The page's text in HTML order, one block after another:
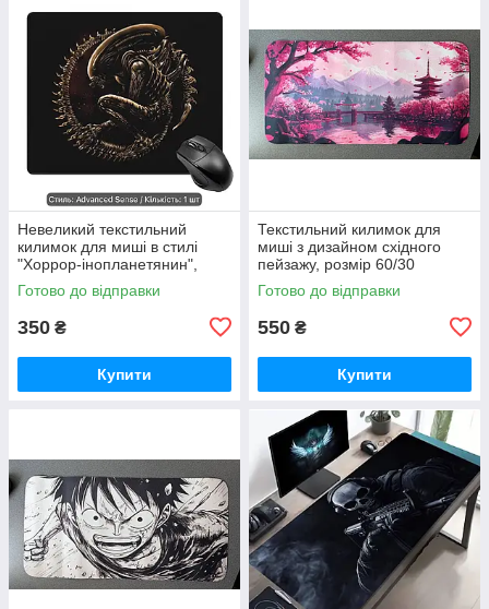
Невеликий текстильний
килимок для миші в стилі
"Хоррор-інопланетянин",
розмір 24/20 см
Готово до відправки
350 ₴
Купити
Текстильний килимок для
миші з дизайном східного
пейзажу, розмір 60/30
Готово до відправки
550 ₴
Купити